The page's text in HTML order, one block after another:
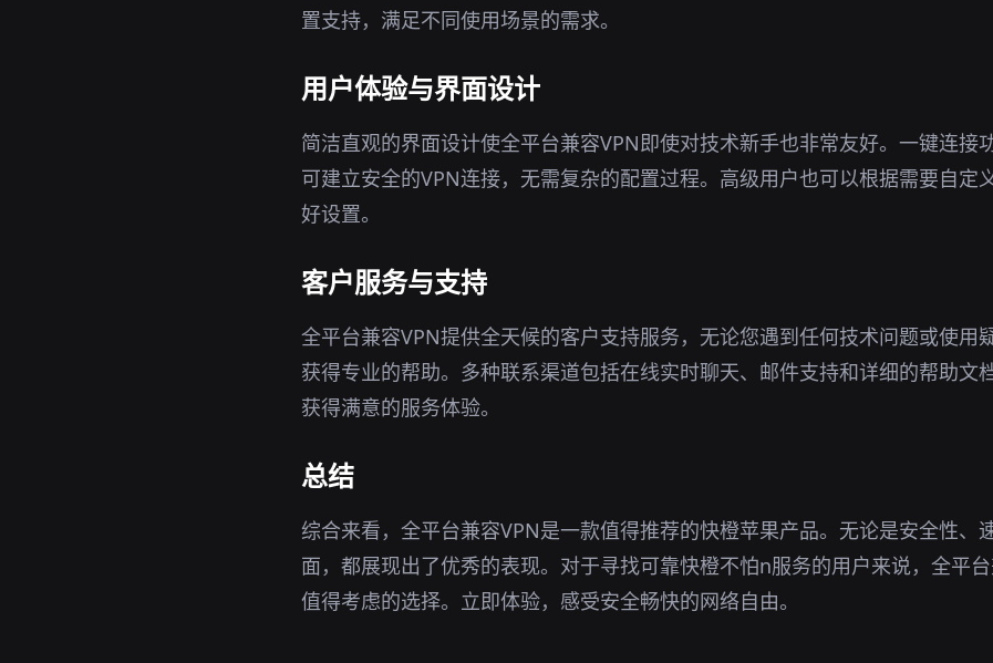
置支持，满足不同使用场景的需求。
用户体验与界面设计
简洁直观的界面设计使全平台兼容VPN即使对技术新手也非常友好。一键连接
可建立安全的VPN连接，无需复杂的配置过程。高级用户也可以根据需要自定
好设置。
客户服务与支持
全平台兼容VPN提供全天候的客户支持服务，无论您遇到任何技术问题或使用
获得专业的帮助。多种联系渠道包括在线实时聊天、邮件支持和详细的帮助文
获得满意的服务体验。
总结
综合来看，全平台兼容VPN是一款值得推荐的快橙苹果产品。无论是安全性、
面，都展现出了优秀的表现。对于寻找可靠快橙不怕n服务的用户来说，全平
值得考虑的选择。立即体验，感受安全畅快的网络自由。